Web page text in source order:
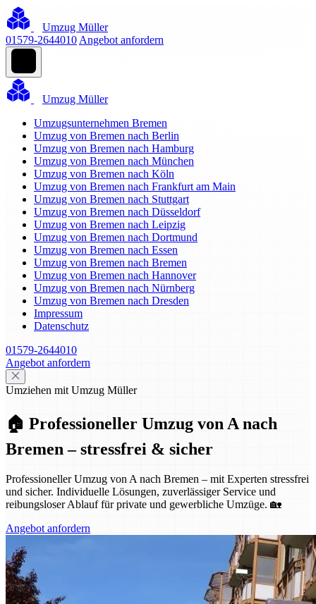
Umzug Müller
01579-2644010 Angebot anfordern
Umzug Müller
Umzugsunternehmen Bremen
Umzug von Bremen nach Berlin
Umzug von Bremen nach Hamburg
Umzug von Bremen nach München
Umzug von Bremen nach Köln
Umzug von Bremen nach Frankfurt am Main
Umzug von Bremen nach Stuttgart
Umzug von Bremen nach Düsseldorf
Umzug von Bremen nach Leipzig
Umzug von Bremen nach Dortmund
Umzug von Bremen nach Essen
Umzug von Bremen nach Bremen
Umzug von Bremen nach Hannover
Umzug von Bremen nach Nürnberg
Umzug von Bremen nach Dresden
Impressum
Datenschutz
01579-2644010
Angebot anfordern
Umziehen mit Umzug Müller
🏠 Professioneller Umzug von A nach
Bremen – stressfrei & sicher
Professioneller Umzug von A nach Bremen – mit Experten stressfrei
und sicher. Individuelle Lösungen, zuverlässiger Service und
reibungsloser Ablauf für private und gewerbliche Umzüge. 🏡
Angebot anfordern